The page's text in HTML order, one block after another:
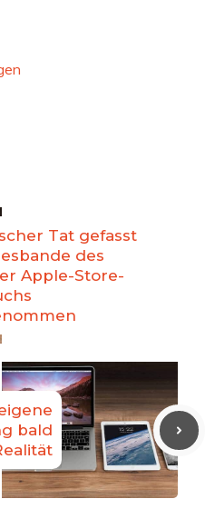
Tat gefasst
des
Apple-Store-
bald